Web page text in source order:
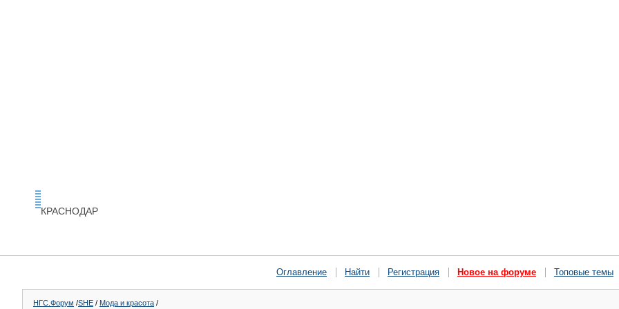
КРАСНОДАР
Оглавление Найти Регистрация Новое на форуме Топовые темы
НГС.Форум /SHE / Мода и красота /